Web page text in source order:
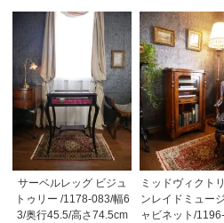
サーベルレッグ ビジュ
トゥリー /1178-083/幅6
3/奥行45.5/高さ74.5cm
ミッドヴィクト
ンレイドミュー
ャビネット/